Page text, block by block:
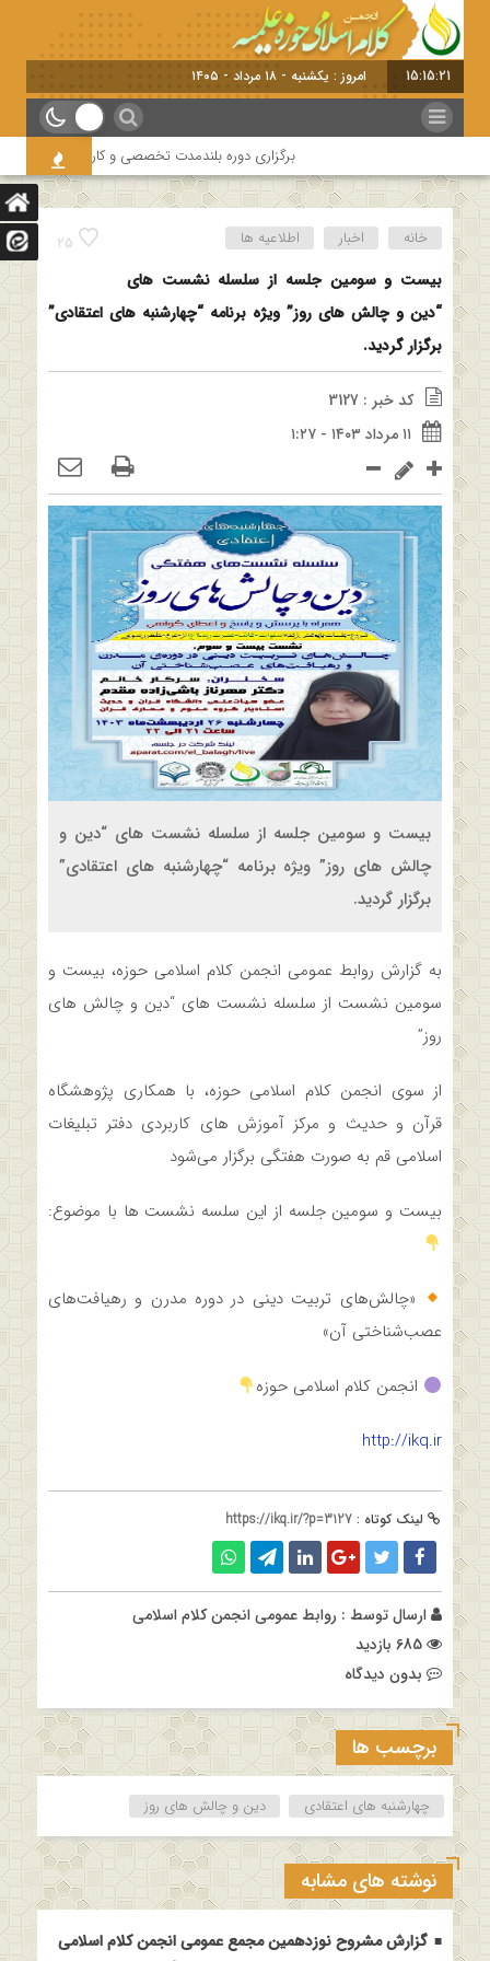
15:15:21 امروز : یکشنبه - ۱۸ مردا
برگزاری دوره بلندمدت تخصصی و کارگاه آموزشی کلام
25 خانه اخبار اطلاعیه ها
بیست و سومین جلسه از سلسله نشست های
“دین و چالش های روز” ویژه برنامه “چهارشنبه های اعتقادی”
برگزار گردید.
کد خبر : 3127
۱۱ مرداد ۱۴۰۳ - ۱:۲۷
بیست و سومین جلسه از سلسله نشست های “دین و
چالش های روز” ویژه برنامه “چهارشنبه های اعتقادی”
برگزار گردید.
به گزارش روابط عمومی انجمن کلام اسلامی حوزه، بیست و
سومین نشست از سلسله نشست های “دین و چالش های
روز”
از سوی انجمن کلام اسلامی حوزه، با همکاری پژوهشگاه
قرآن و حدیث و مرکز آموزش های کاربردی دفتر تبلیغات
اسلامی قم به صورت هفتگی برگزار می‌شود
بیست و سومین جلسه از این سلسه نشست ها با موضوع:
«چالش‌های تربیت دینی در دوره مدرن و رهیافت‌های
عصب‌شناختی آن»
انجمن کلام اسلامی حوزه
http://ikq.ir
لینک کوتاه : https://ikq.ir/?p=3127
ارسال توسط : روابط عمومی انجمن کلام اسلامی
بدون دیدگاه
برچسب ها
چهارشنبه های اعتقادی دین و چالش های روز
نوشته های مشابه
گزارش مشروح نوزدهمین مجمع عمومی انجمن کلام اسلامی